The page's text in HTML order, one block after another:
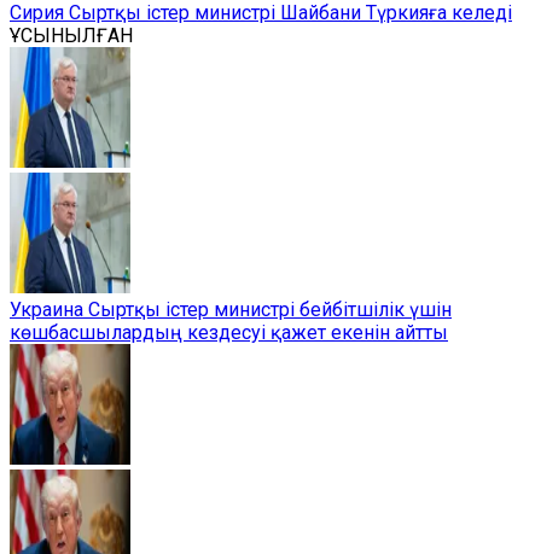
Сирия Сыртқы істер министрі Шайбани Түркияға келеді
ҰСЫНЫЛҒАН
Украина Сыртқы істер министрі бейбітшілік үшін
көшбасшылардың кездесуі қажет екенін айтты